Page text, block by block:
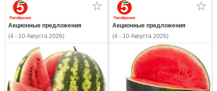
Акционные предложения
(4 - 10 Августа 2026)
Акционные предложения
(4 - 10 Августа 2026)